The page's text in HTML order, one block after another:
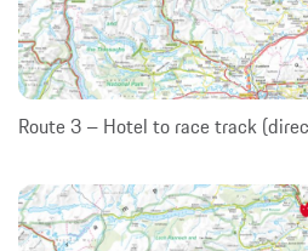
Route 3 – Hotel to race track